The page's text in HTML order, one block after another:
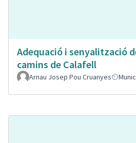
Adequació i senyalització
camins de Calafell
Arnau Josep Pou Cruanyes